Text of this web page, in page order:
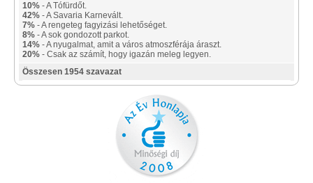
10% - A Tófürdőt.
42% - A Savaria Karnevált.
7% - A rengeteg fagyizási lehetőséget.
8% - A sok gondozott parkot.
14% - A nyugalmat, amit a város atmoszférája áraszt.
20% - Csak az számít, hogy igazán meleg legyen.
Összesen 1954 szavazat